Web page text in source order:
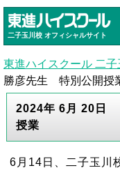
二子玉川校 オフィシャルサイト
東進ハイスクール 二子
勝彦先生 特別公開授
2024年 6月 20日
授業
6月14日、二子玉川